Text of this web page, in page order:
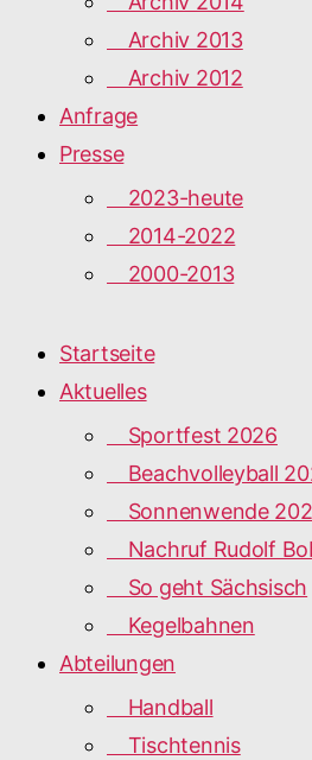
Archiv 2013
Archiv 2012
Anfrage
Presse
2023-heute
2014-2022
2000-2013
Startseite
Aktuelles
Sportfest 2026
Beachvolleyball
Sonnenwende
Nachruf Rudolf
So geht Sächsisch
Kegelbahnen
Abteilungen
Handball
Tischtennis